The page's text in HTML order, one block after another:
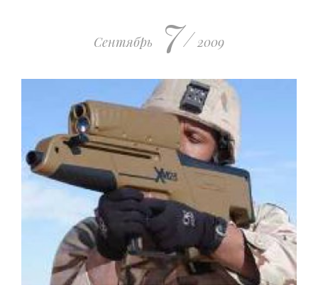
Сентябрь 7/ 2009